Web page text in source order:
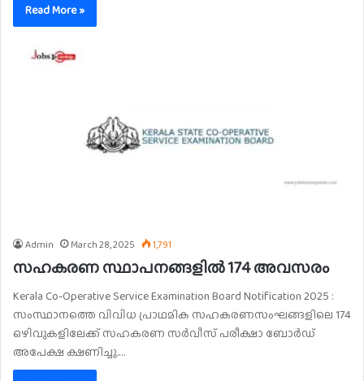
Read More »
Admin March 28, 2025 1,791
സഹകരണ സ്ഥാപനങ്ങളില്‍ 174 അവസരം
Kerala Co-Operative Service Examination Board Notification 2025 :
സംസ്ഥാനത്തെ വിവിധ പ്രാഥമിക സഹകരണസംഘങ്ങളിലെ 174
ഒഴിവുകളിലേക്ക് സഹകരണ സർവീസ് പരീക്ഷാ ബോർഡ്
അപേക്ഷ ക്ഷണിച്ചു.…